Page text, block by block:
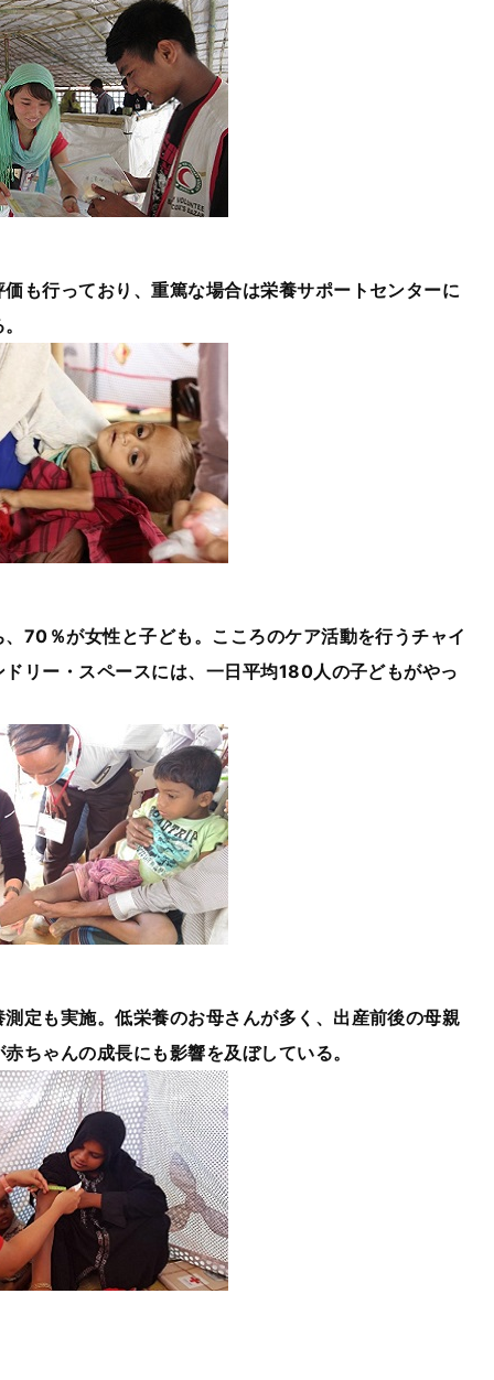
も行っており、重篤な場合は栄養サポートセンターに
、70％が女性と子ども。こころのケア活動を行うチャイ
ドリー・スペースには、一日平均180人の子どもがやっ
定も実施。低栄養のお母さんが多く、出産前後の母親
ちゃんの成長にも影響を及ぼしている。